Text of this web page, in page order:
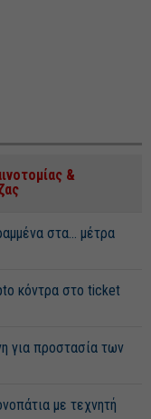
&
στα... μέτρα
κόντρα στο ticket
για προστασία των
με τεχνητή